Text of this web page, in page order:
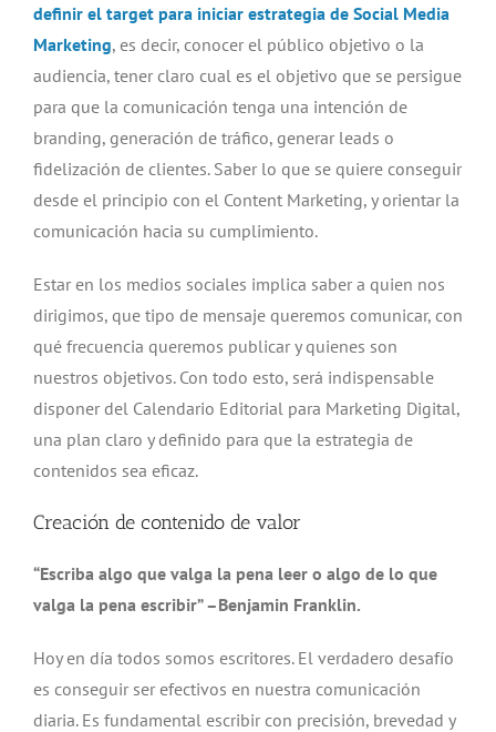
definir el target para iniciar estrategia de Social Media
Marketing, es decir, conocer el público objetivo o la
audiencia, tener claro cual es el objetivo que se persigue
para que la comunicación tenga una intención de
branding, generación de tráfico, generar leads o
fidelización de clientes. Saber lo que se quiere conseguir
desde el principio con el Content Marketing, y orientar la
comunicación hacia su cumplimiento.
Estar en los medios sociales implica saber a quien nos
dirigimos, que tipo de mensaje queremos comunicar, con
qué frecuencia queremos publicar y quienes son
nuestros objetivos. Con todo esto, será indispensable
disponer del Calendario Editorial para Marketing Digital,
una plan claro y definido para que la estrategia de
contenidos sea eficaz.
Creación de contenido de valor
“Escriba algo que valga la pena leer o algo de lo que
valga la pena escribir” –Benjamin Franklin.
Hoy en día todos somos escritores. El verdadero desafío
es conseguir ser efectivos en nuestra comunicación
diaria. Es fundamental escribir con precisión, brevedad y